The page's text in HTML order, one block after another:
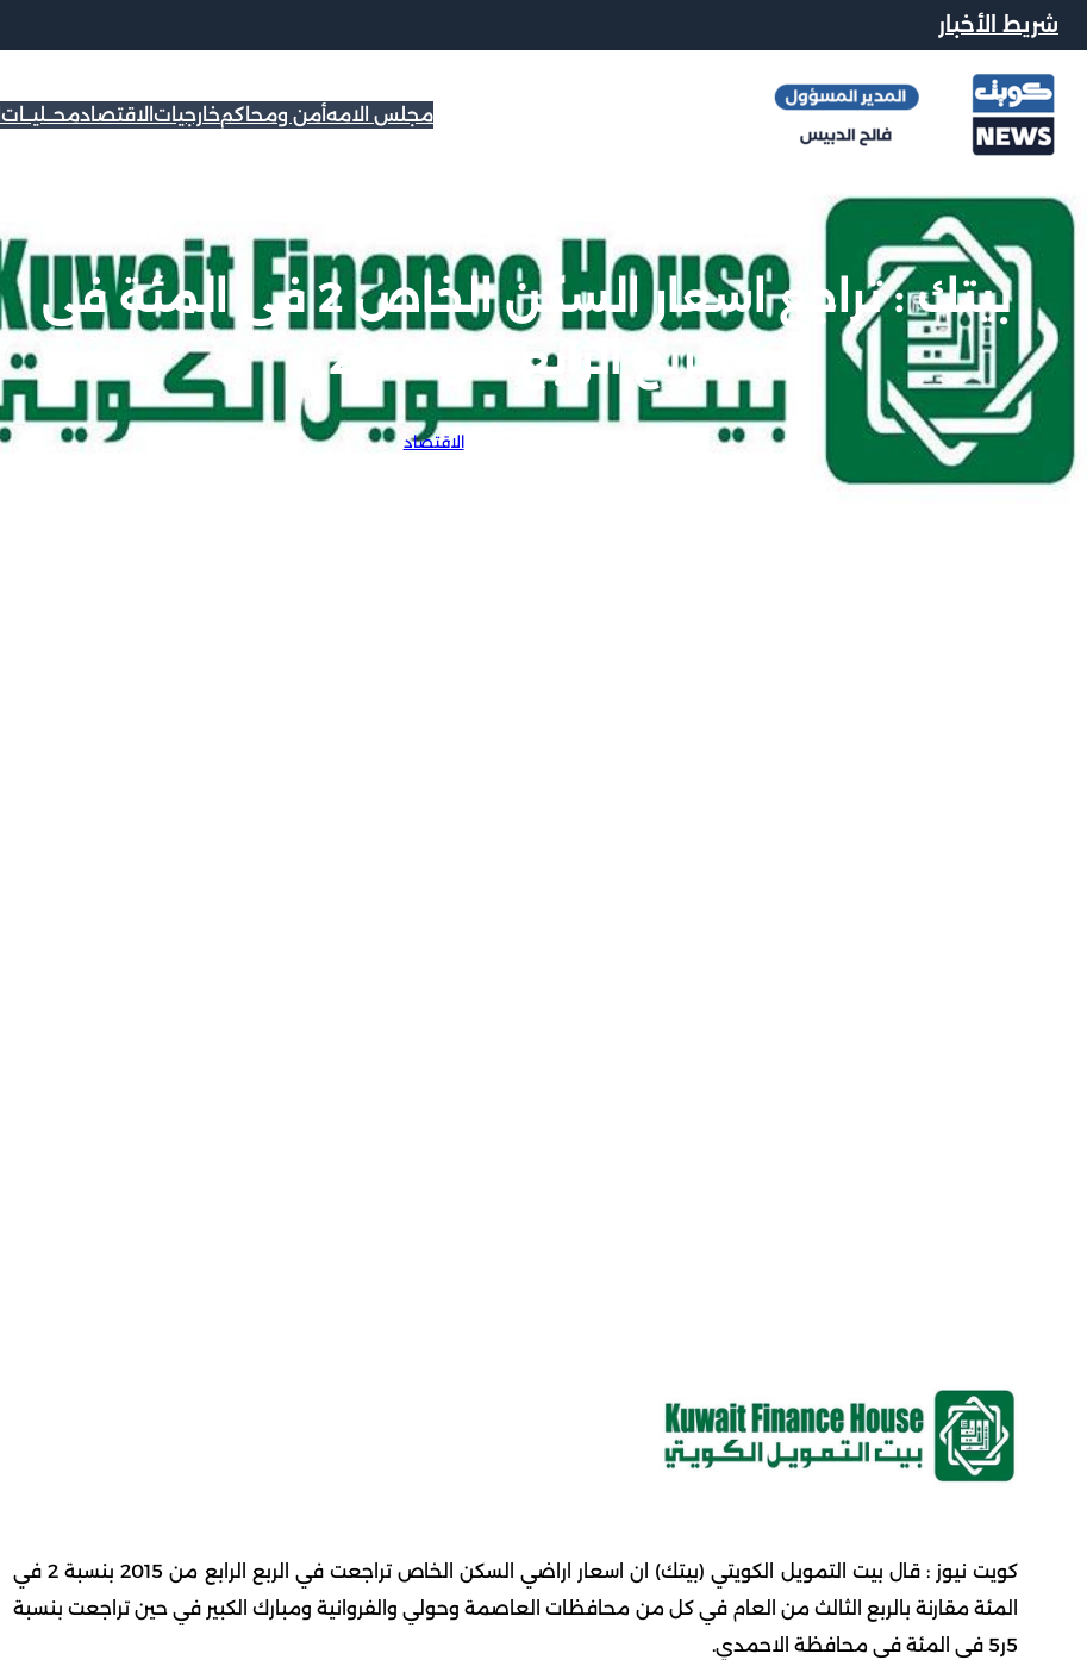
شريط الأخبار
مجلس الامهأمن ومحاكمخارجيات الاقتصادمحــليــات
بيتك : تراجع اسعار السكن الخاص 2 في المئة في
الربع الرابع من 2015
|الاقتصاد
كويت نيوز : قال بيت التمويل الكويتي (بيتك) ان اسعار اراضي السكن الخاص تراجعت في الربع الرابع من 2015 بنسبة 2 في
المئة مقارنة بالربع الثالث من العام في كل من محافظات العاصمة وحولي والفروانية ومبارك الكبير في حين تراجعت بنسبة
5ر5 في المئة في محافظة الاحمدي.